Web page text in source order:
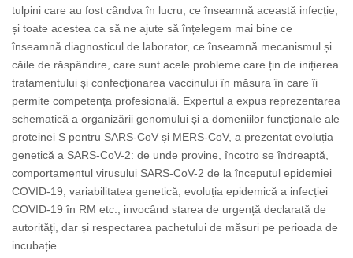
tulpini care au fost cândva în lucru, ce înseamnă această infecție,
și toate acestea ca să ne ajute să înțelegem mai bine ce
înseamnă diagnosticul de laborator, ce înseamnă mecanismul și
căile de răspândire, care sunt acele probleme care țin de inițierea
tratamentului și confecționarea vaccinului în măsura în care îi
permite competența profesională. Expertul a expus reprezentarea
schematică a organizării genomului și a domeniilor funcționale ale
proteinei S pentru SARS-CoV și MERS-CoV, a prezentat evoluția
genetică a SARS-CoV-2: de unde provine, încotro se îndreaptă,
comportamentul virusului SARS-CoV-2 de la începutul epidemiei
COVID-19, variabilitatea genetică, evoluția epidemică a infecției
COVID-19 în RM etc., invocând starea de urgență declarată de
autorități, dar și respectarea pachetului de măsuri pe perioada de
incubație.